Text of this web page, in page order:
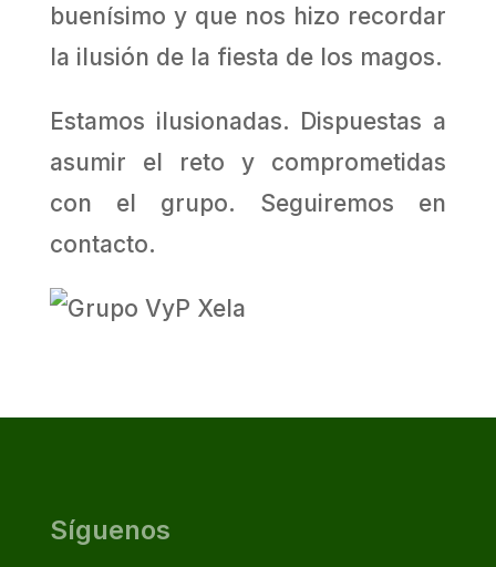
buenísimo y que nos hizo recordar
la ilusión de la fiesta de los magos.
Estamos ilusionadas. Dispuestas a
asumir el reto y comprometidas
con el grupo. Seguiremos en
contacto.
Síguenos